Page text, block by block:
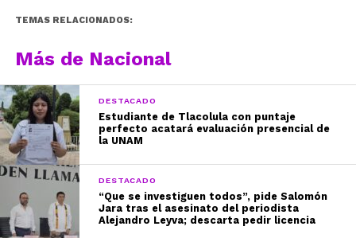
TEMAS RELACIONADOS:
Más de Nacional
DESTACADO
Estudiante de Tlacolula con puntaje
perfecto acatará evaluación presencial de
la UNAM
DESTACADO
“Que se investiguen todos”, pide Salomón
Jara tras el asesinato del periodista
Alejandro Leyva; descarta pedir licencia